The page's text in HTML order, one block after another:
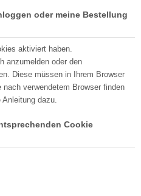
oder meine Bestellung
aktiviert haben.
anzumelden oder den
Diese müssen in Ihrem Browser
verwendetem Browser finden
dazu.
Cookie